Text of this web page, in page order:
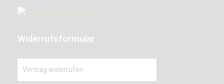
Widerrufsformular
Vertrag widerrufen